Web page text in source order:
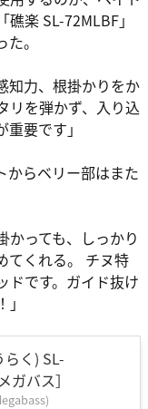
楽 SL-72MLBF」
。
知力、根掛かりをか
リを弾かず、入り込
要です」
からベリー部はまた
かっても、しっかり
てくれる。 チヌ特
ドです。ガイド抜け
く) SL-
ガバス］